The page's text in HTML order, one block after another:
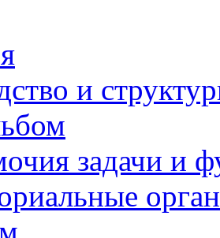
и
задачи и